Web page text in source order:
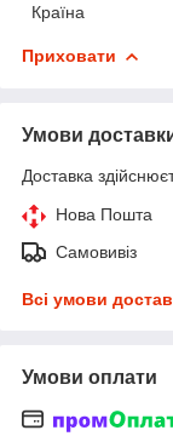
Країна
Приховати
Умови
Доставка
Нова Пошта
Самовивіз
Всі умови
Умови оплати